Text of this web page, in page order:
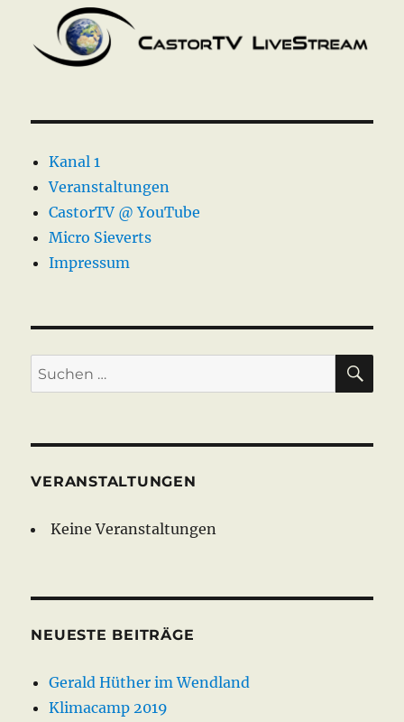
Kanal 1
Veranstaltungen
CastorTV @ YouTube
Micro Sieverts
Impressum
Suche
nach:
VERANSTALTUNGEN
Keine Veranstaltungen
NEUESTE BEITRÄGE
Gerald Hüther im Wendland
Klimacamp 2019